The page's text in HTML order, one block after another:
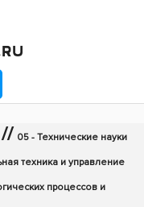
// 05 - Технические науки
техника и управление
процессов и